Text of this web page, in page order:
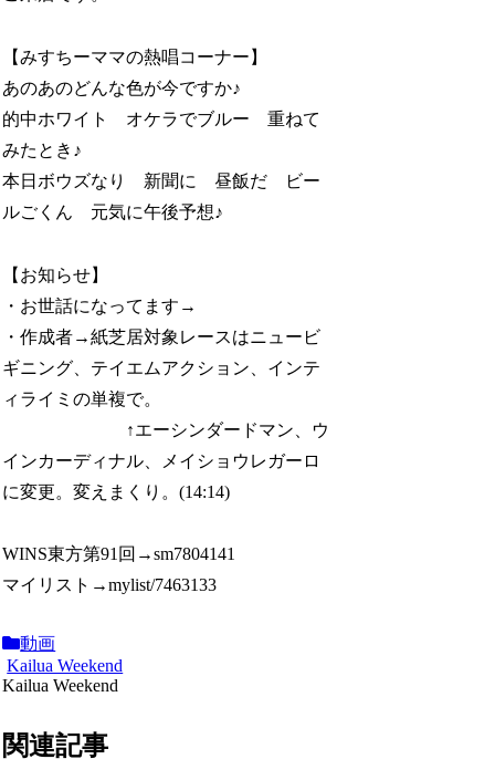
【みすちーママの熱唱コーナー】
あのあのどんな色が今ですか♪
的中ホワイト オケラでブルー 重ねて
みたとき♪
本日ボウズなり 新聞に 昼飯だ ビー
ルごくん 元気に午後予想♪
【お知らせ】
・お世話になってます→
・作成者→紙芝居対象レースはニュービ
ギニング、テイエムアクション、インテ
ィライミの単複で。
↑エーシンダードマン、ウ
インカーディナル、メイショウレガーロ
に変更。変えまくり。(14:14)
WINS東方第91回→sm7804141
マイリスト→mylist/7463133
動画
Kailua Weekend
Kailua Weekend
関連記事